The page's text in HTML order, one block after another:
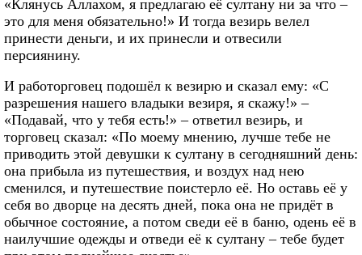
«Клянусь Аллахом, я предлагаю её султану ни за что –
это для меня обязательно!» И тогда везирь велел
принести деньги, и их принесли и отвесили
персиянину.
И работорговец подошёл к везирю и сказал ему: «С
разрешения нашего владыки везиря, я скажу!» –
«Подавай, что у тебя есть!» – ответил везирь, и
торговец сказал: «По моему мнению, лучше тебе не
приводить этой девушки к султану в сегодняшний день:
она прибыла из путешествия, и воздух над нею
сменился, и путешествие поистерло её. Но оставь её у
себя во дворце на десять дней, пока она не придёт в
обычное состояние, а потом сведи её в баню, одень её в
наилучшие одежды и отведи её к султану – тебе будет